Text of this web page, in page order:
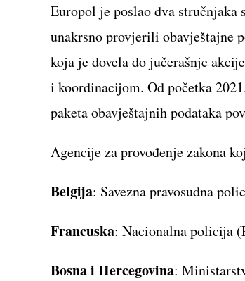
Europol je poslao dva
unakrsno provjerili obavještajne
koja je dovela do jučerašnje
i koordinacijom. Od početka
paketa obavještajnih podataka
Agencije za provođenje zakona
Belgija: Savezna pravosudna
Francuska: Nacionalna policija
Bosna i Hercegovina: